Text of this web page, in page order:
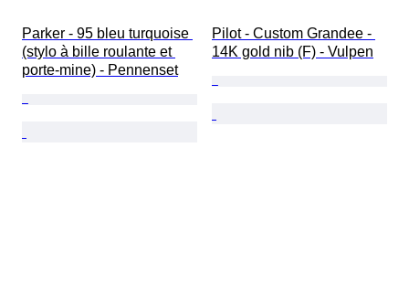
Parker - 95 bleu turquoise
(stylo à bille roulante et
porte-mine) - Pennenset
Pilot - Custom Grandee -
14K gold nib (F) - Vulpen